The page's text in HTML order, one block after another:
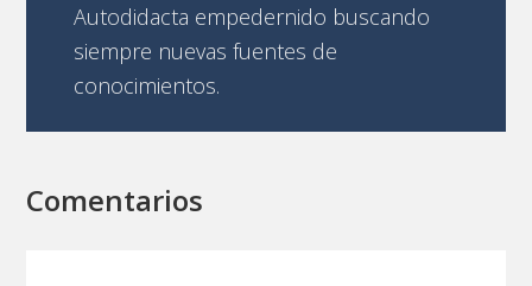
Autodidacta empedernido buscando
siempre nuevas fuentes de
conocimientos.
Comentarios